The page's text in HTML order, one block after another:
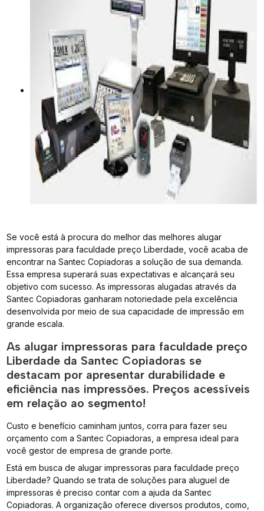
Se você está à procura do melhor das melhores alugar
impressoras para faculdade preço Liberdade, você acaba de
encontrar na Santec Copiadoras a solução de sua demanda.
Essa empresa superará suas expectativas e alcançará seu
objetivo com sucesso. As impressoras alugadas através da
Santec Copiadoras ganharam notoriedade pela excelência
desenvolvida por meio de sua capacidade de impressão em
grande escala.
As alugar impressoras para faculdade preço
Liberdade da Santec Copiadoras se
destacam por apresentar durabilidade e
eficiência nas impressões. Preços acessíveis
em relação ao segmento!
Custo e benefício caminham juntos, corra para fazer seu
orçamento com a Santec Copiadoras, a empresa ideal para
você gestor de empresa de grande porte.
Está em busca de alugar impressoras para faculdade preço
Liberdade? Quando se trata de soluções para aluguel de
impressoras é preciso contar com a ajuda da Santec
Copiadoras. A organização oferece diversos produtos, como,